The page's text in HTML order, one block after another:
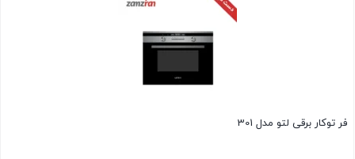
فر توکار برقی لتو مدل 301